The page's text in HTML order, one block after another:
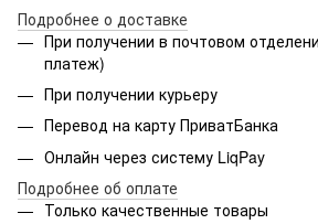
Подробнее о доставке
При получении в почтовом
платеж)
При получении курьеру
Перевод на карту ПриватБанка
Онлайн через систему LiqPay
Подробнее об оплате
Только качественные товары